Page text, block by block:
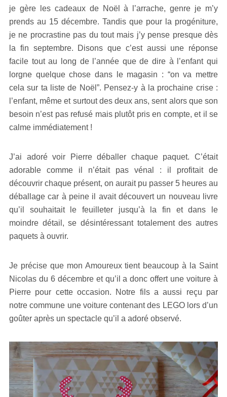
je gère les cadeaux de Noël à l’arrache, genre je m’y
prends au 15 décembre. Tandis que pour la progéniture,
je ne procrastine pas du tout mais j’y pense presque dès
la fin septembre. Disons que c’est aussi une réponse
facile tout au long de l’année que de dire à l’enfant qui
lorgne quelque chose dans le magasin : “on va mettre
cela sur ta liste de Noël”. Pensez-y à la prochaine crise :
l’enfant, même et surtout des deux ans, sent alors que son
besoin n’est pas refusé mais plutôt pris en compte, et il se
calme immédiatement !
J’ai adoré voir Pierre déballer chaque paquet. C’était
adorable comme il n’était pas vénal : il profitait de
découvrir chaque présent, on aurait pu passer 5 heures au
déballage car à peine il avait découvert un nouveau livre
qu’il souhaitait le feuilleter jusqu’à la fin et dans le
moindre détail, se désintéressant totalement des autres
paquets à ouvrir.
Je précise que mon Amoureux tient beaucoup à la Saint
Nicolas du 6 décembre et qu’il a donc offert une voiture à
Pierre pour cette occasion. Notre fils a aussi reçu par
notre commune une voiture contenant des LEGO lors d’un
goûter après un spectacle qu’il a adoré observé.